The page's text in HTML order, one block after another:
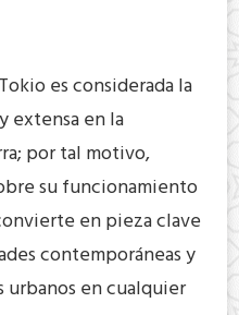
es considerada la
extensa en la
por tal motivo,
su funcionamiento
en pieza clave
contemporáneas y
en cualquier